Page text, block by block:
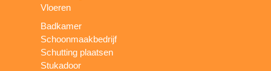
Vloeren
Badkamer
Schoonmaakbedrijf
Schutting plaatsen
Stukadoor